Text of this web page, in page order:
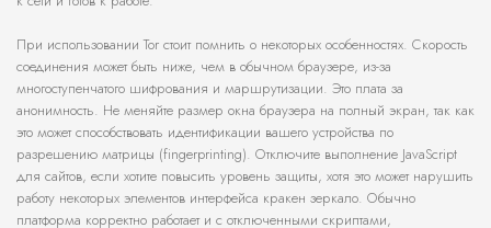
При использовании Tor стоит помнить о некоторых особенностях. Скорость
соединения может быть ниже, чем в обычном браузере, из-за
многоступенчатого шифрования и маршрутизации. Это плата за
анонимность. Не меняйте размер окна браузера на полный экран, так как
это может способствовать идентификации вашего устройства по
разрешению матрицы (fingerprinting). Отключите выполнение JavaScript
для сайтов, если хотите повысить уровень защиты, хотя это может нарушить
работу некоторых элементов интерфейса кракен зеркало. Обычно
платформа корректно работает и с отключенными скриптами,